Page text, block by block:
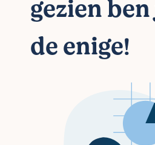
gezien
de enige!